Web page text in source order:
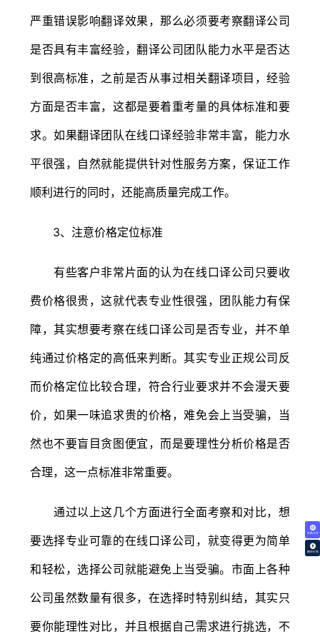
免费试译
翻译价格
严重错误影响翻译效果，那么必须要考察翻译公司
是否具有丰富经验，翻译公司团队能力水平是否达
到很高标准，之前是否从事过相关翻译项目，经验
方面是否丰富，这都是要着重考量的具体标准和要
求。如果翻译团队在线口译经验非常丰富，能力水
平很强，自然就能提供针对性服务方案，保证工作
顺利进行的同时，还能高质量完成工作。
3、注意价格定位标准
有些客户非常片面的认为在线口译公司只要收
费价格很贵，这就代表专业性很强，团队能力有保
障，其实想要考察在线口译公司是否专业，并不单
纯通过价格定的高低来判断。其实专业正规公司反
而价格定位比较合理，符合行业要求并不会漫天要
价，如果一味追求贵的价格，难免会上当受骗，当
然也不要盲目贪图便宜，而是要理性分析价格是否
合理，这一点标准非常重要。
通过以上这几个方面进行全面考察和对比，想
要选择专业可靠的在线口译公司，就变得更为简单
和轻松，选择公司就能避免上当受骗。市面上各种
公司虽然数量有很多，在选择时特别纠结，其实只
要你能理性对比，并且根据自己需求进行挑选，不